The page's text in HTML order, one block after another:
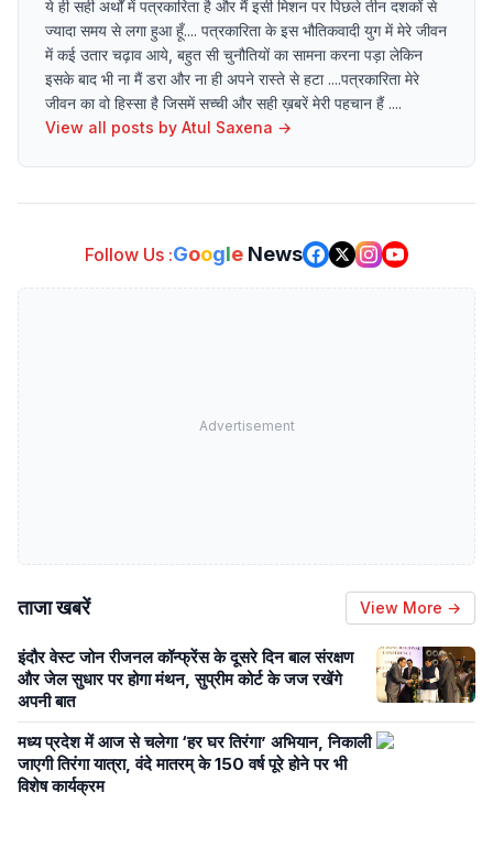
ये ही सही अर्थों में पत्रकारिता है और मैं इसी मिशन पर पिछले तीन दशकों से
ज्यादा समय से लगा हुआ हूँ.... पत्रकारिता के इस भौतिकवादी युग में मेरे जीवन
में कई उतार चढ़ाव आये, बहुत सी चुनौतियों का सामना करना पड़ा लेकिन
इसके बाद भी ना मैं डरा और ना ही अपने रास्ते से हटा ....पत्रकारिता मेरे
जीवन का वो हिस्सा है जिसमें सच्ची और सही ख़बरें मेरी पहचान हैं ....
View all posts by Atul Saxena →
Follow Us :Google News
Advertisement
ताजा खबरें View More →
इंदौर वेस्ट जोन रीजनल कॉन्फ्रेंस के दूसरे दिन बाल संरक्षण
और जेल सुधार पर होगा मंथन, सुप्रीम कोर्ट के जज रखेंगे
अपनी बात
मध्य प्रदेश में आज से चलेगा ‘हर घर तिरंगा’ अभियान, निकाली
जाएगी तिरंगा यात्रा, वंदे मातरम् के 150 वर्ष पूरे होने पर भी
विशेष कार्यक्रम